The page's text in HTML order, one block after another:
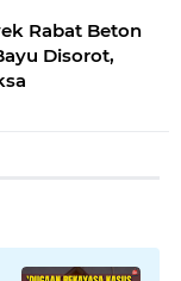
Rabat Beton
Disorot,